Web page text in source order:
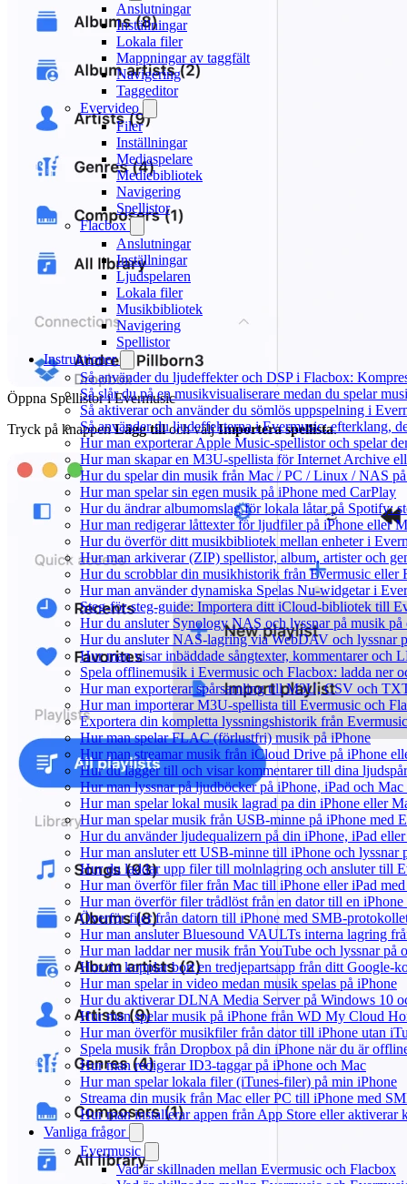
Anslutningar
Inställningar
Lokala filer
Mappningar av taggfält
Navigering
Taggeditor
Evervideo
Filer
Inställningar
Mediaspelare
Mediebibliotek
Navigering
Spellistor
Flacbox
Anslutningar
Inställningar
Ljudspelaren
Lokala filer
Musikbibliotek
Navigering
Spellistor
Instruktioner
Så använder du ljudeffekter och DSP i Flacbox:
Så slår du på en musikvisualiserare medan du spelar
Så aktiverar och använder du sömlös uppspelning i
Så använder du ljudeffekterna i Evermusic: efterklang,
Hur man exporterar Apple Music-spellistor och spelar
Hur man skapar en M3U-spellista för Internet Archive
Hur du spelar din musik från Mac / PC / Linux / NAS
Hur man spelar sin egen musik på iPhone med CarPlay
Hur du ändrar albumomslag för lokala låtar på Spotify:
Hur man redigerar låttexter för ljudfiler på iPhone eller
Hur du överför ditt musikbibliotek mellan enheter i
Hur man arkiverar (ZIP) spellistor, album, artister och
Hur du scrobblar din musikhistorik från Evermusic eller
Hur man använder dynamiska Spelas Nu-widgetar i
Steg-för-steg-guide: Importera ditt iCloud-bibliotek till
Hur du ansluter Synology NAS och lyssnar på musik
Hur du ansluter NAS-lagring via WebDAV och lyssnar
Hur man visar inbäddade sångtexter, kommentarer och
Spela offlinemusik i Evermusic och Flacbox: ladda ner
Hur man exporterar spårsamling till M3U, CSV och
Hur man importerar M3U-spellista till Evermusic och
Exportera din kompletta lyssningshistorik från
Hur man spelar FLAC (förlustfri) musik på iPhone
Hur man streamar musik från iCloud Drive på iPhone
Hur du lägger till och visar kommentarer till dina
Hur man lyssnar på ljudböcker på iPhone, iPad och
Hur man spelar lokal musik lagrad pa din iPhone eller
Hur man spelar musik från USB-minne på iPhone med
Hur du använder ljudequalizern på din iPhone, iPad
Hur man ansluter ett USB-minne till iPhone och lyssnar
Hur du laddar upp filer till molnlagring och ansluter till
Hur man överför filer från Mac till iPhone eller iPad
Hur man överför filer trådlöst från en dator till en
Överför filer från datorn till iPhone med SMB-
Hur man ansluter Bluesound VAULTs interna lagring
Hur man laddar ner musik från YouTube och lyssnar på
Hur du kopplar bort en tredjepartsapp från ditt Google-
Hur man spelar in video medan musik spelas på iPhone
Hur du aktiverar DLNA Media Server på Windows 10
Hur man spelar musik på iPhone från WD My Cloud
Hur man överför musikfiler från dator till iPhone utan
Spela musik från Dropbox på din iPhone när du är
Hur man redigerar ID3-taggar på iPhone och Mac
Hur man spelar lokala filer (iTunes-filer) på min iPhone
Streama din musik från Mac eller PC till iPhone med
Hur man installerar appen från App Store eller aktiverar
Vanliga frågor
Evermusic
Vad är skillnaden mellan Evermusic och Flacbox
Öppna Spellistor i Evermusic
Tryck på knappenLägg tilloch väljImportera spellista.